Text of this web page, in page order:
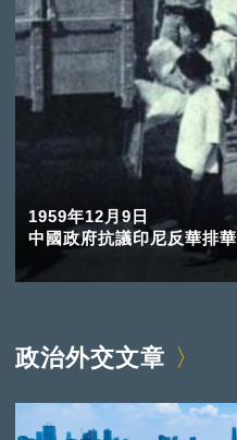
1959年12月9日
中國政府抗議印尼反華排華
政治外交文章